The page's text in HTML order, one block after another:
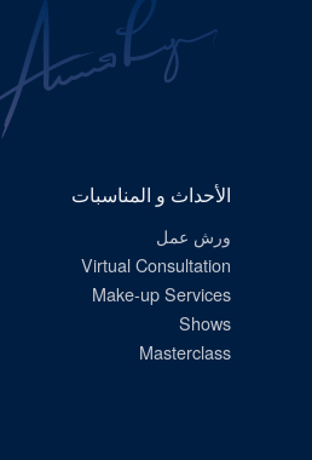
الأحداث و المناسبات
ورش عمل
Virtual Consultation
Make-up Services
Shows
Masterclass